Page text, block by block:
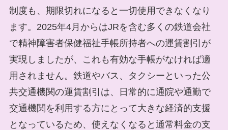
制度も、期限切れになると一切使用できなくなり
ます。2025年4月からはJRを含む多くの鉄道会社
で精神障害者保健福祉手帳所持者への運賃割引が
実現しましたが、これも有効な手帳がなければ適
用されません。鉄道やバス、タクシーといった公
共交通機関の運賃割引は、日常的に通院や通勤で
交通機関を利用する方にとって大きな経済的支援
となっているため、使えなくなると通常料金の支